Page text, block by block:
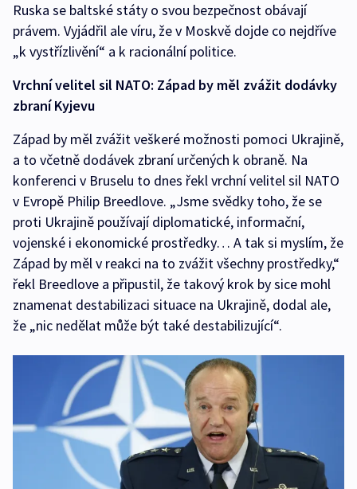
Ruska se baltské státy o svou bezpečnost obávají
právem. Vyjádřil ale víru, že v Moskvě dojde co nejdříve
„k vystřízlivění“ a k racionální politice.
Vrchní velitel sil NATO: Západ by měl zvážit dodávky
zbraní Kyjevu
Západ by měl zvážit veškeré možnosti pomoci Ukrajině,
a to včetně dodávek zbraní určených k obraně. Na
konferenci v Bruselu to dnes řekl vrchní velitel sil NATO
v Evropě Philip Breedlove. „Jsme svědky toho, že se
proti Ukrajině používají diplomatické, informační,
vojenské i ekonomické prostředky… A tak si myslím, že
Západ by měl v reakci na to zvážit všechny prostředky,“
řekl Breedlove a připustil, že takový krok by sice mohl
znamenat destabilizaci situace na Ukrajině, dodal ale,
že „nic nedělat může být také destabilizující“.